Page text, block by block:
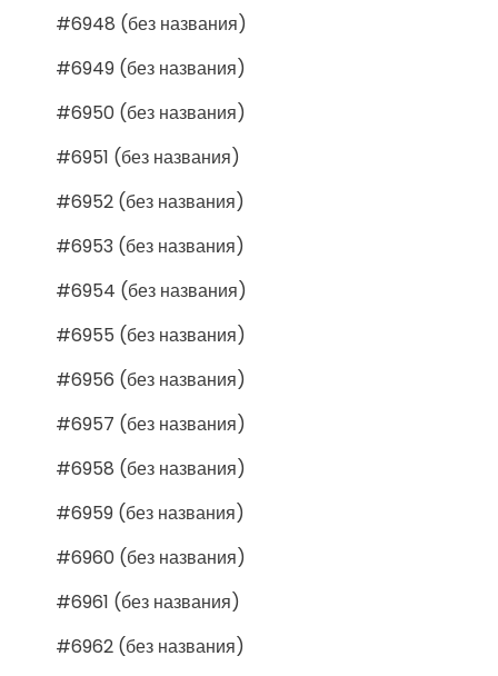
#6948 (без названия)
#6949 (без названия)
#6950 (без названия)
#6951 (без названия)
#6952 (без названия)
#6953 (без названия)
#6954 (без названия)
#6955 (без названия)
#6956 (без названия)
#6957 (без названия)
#6958 (без названия)
#6959 (без названия)
#6960 (без названия)
#6961 (без названия)
#6962 (без названия)